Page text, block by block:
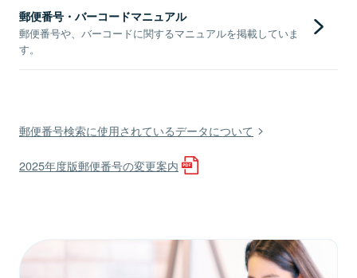
郵便番号・バーコードマニュアル
郵便番号や、バーコードに関するマニュアルを掲載していま
す。
郵便番号検索に使用されているデータについて
2025年度版郵便番号の変更案内